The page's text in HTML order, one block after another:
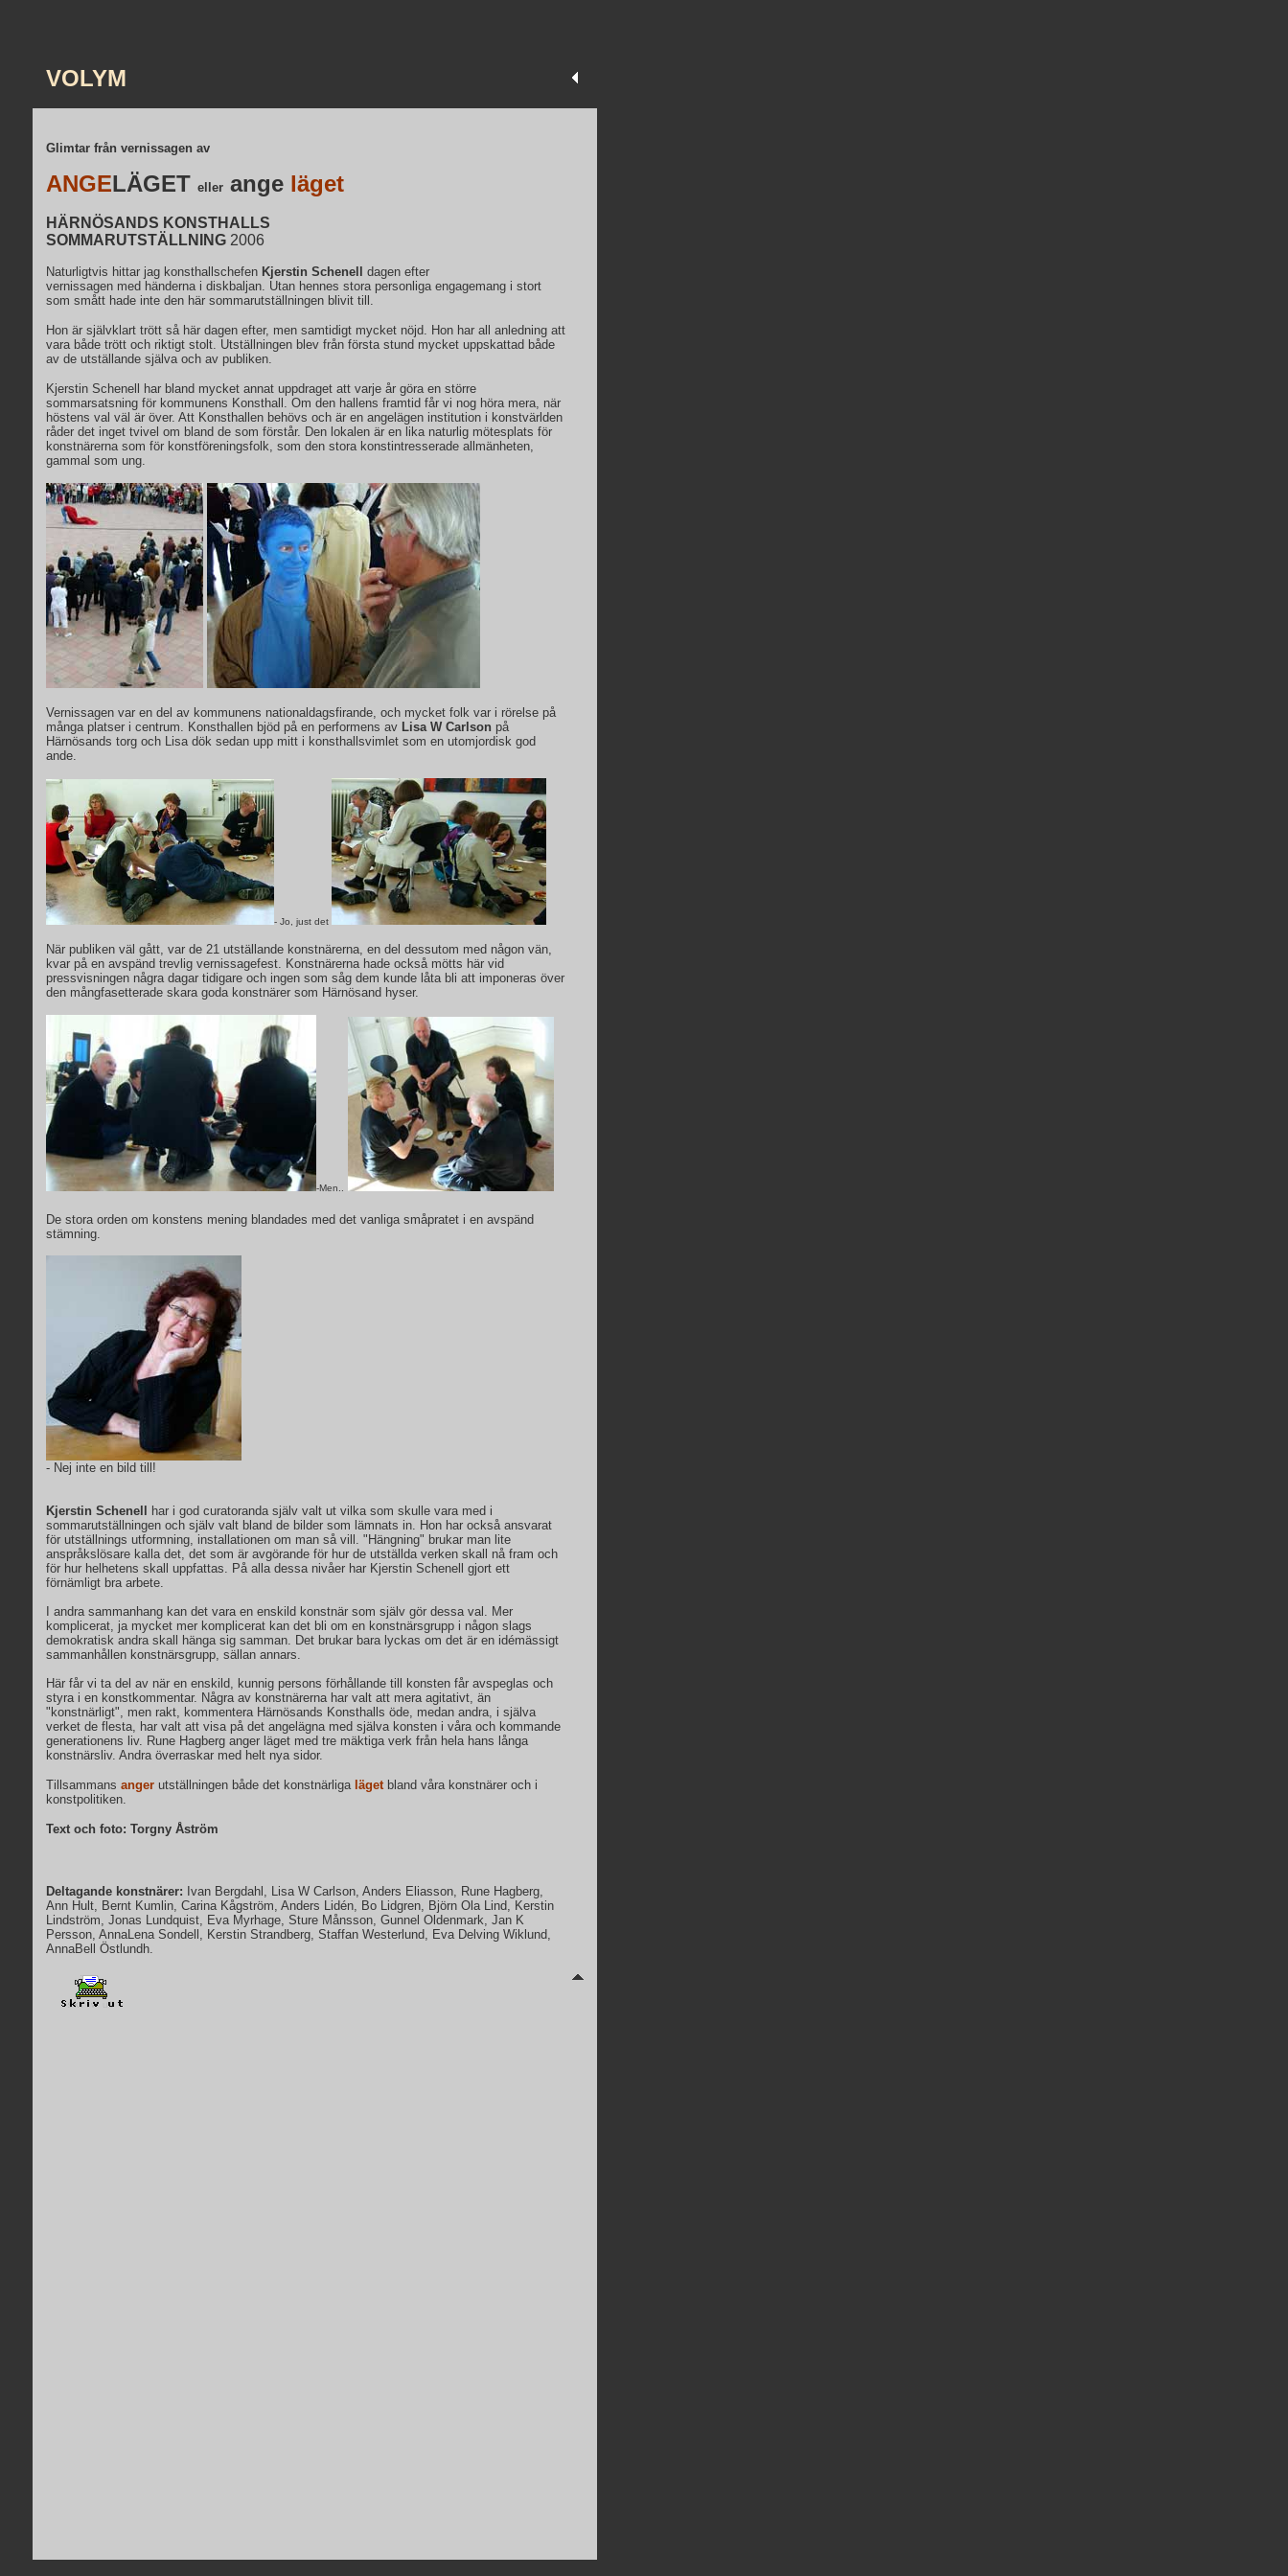
VOLYM
Glimtar från vernissagen av
ANGELÄGET eller ange läget
HÄRNÖSANDS KONSTHALLS
SOMMARUTSTÄLLNING 2006
Naturligtvis hittar jag konsthallschefen Kjerstin Schenell
dagen efter
vernissagen med händerna i diskbaljan. Utan hennes stora personliga engagemang i stort
som smått hade inte den här sommarutställningen blivit till.
Hon är självklart trött så här dagen efter, men samtidigt mycket nöjd. Hon har all anledning att
vara både trött och riktigt stolt. Utställningen blev från första stund mycket uppskattad både
av de utställande själva och av publiken.
Kjerstin Schenell har bland mycket annat uppdraget att varje år göra en större
sommarsatsning för kommunens Konsthall. Om den hallens framtid får vi nog höra mera, när
höstens val väl är över. Att Konsthallen behövs och är en angelägen institution i konstvärlden
råder det inget tvivel om bland de som förstår. Den lokalen är en lika naturlig mötesplats för
konstnärerna som för konstföreningsfolk, som den stora konstintresserade allmänheten,
gammal som ung.
Vernissagen var en del av kommunens nationaldagsfirande, och mycket folk var i rörelse på
många platser i centrum. Konsthallen bjöd på en performens av Lisa W Carlson på
Härnösands torg och Lisa dök sedan upp mitt i konsthallsvimlet som en utomjordisk god
ande.
- Jo, just det
När publiken väl gått, var de 21 utställande konstnärerna, en del dessutom med någon vän,
kvar på en avspänd trevlig vernissagefest. Konstnärerna hade också mötts här vid
pressvisningen några dagar tidigare och ingen som såg dem kunde låta bli att imponeras över
den mångfasetterade skara goda konstnärer som Härnösand hyser.
-Men..
De stora orden om konstens mening blandades med det vanliga småpratet i en avspänd
stämning.
- Nej inte en bild till!
Kjerstin Schenell
har i god curatoranda själv valt ut vilka som skulle vara med i
sommarutställningen och själv valt bland de bilder som lämnats in. Hon har också ansvarat
för utställnings utformning, installationen om man så vill. "Hängning" brukar man lite
anspråkslösare kalla det, det som är avgörande för hur de utställda verken skall nå fram och
för hur helhetens skall uppfattas. På alla dessa nivåer har Kjerstin Schenell gjort ett
förnämligt bra arbete.
I andra sammanhang kan det vara en enskild konstnär som själv gör dessa val. Mer
komplicerat, ja mycket mer komplicerat kan det bli om en konstnärsgrupp i någon slags
demokratisk andra skall hänga sig samman. Det brukar bara lyckas om det är en idémässigt
sammanhållen konstnärsgrupp, sällan annars.
Här får vi ta del av när en enskild, kunnig persons förhållande till konsten får avspeglas och
styra i en konstkommentar. Några av konstnärerna har valt att mera agitativt, än
"konstnärligt", men rakt, kommentera Härnösands Konsthalls öde, medan andra, i själva
verket de flesta, har valt att visa på det angelägna med själva konsten i våra och kommande
generationens liv. Rune Hagberg anger läget med tre mäktiga verk från hela hans långa
konstnärsliv. Andra överraskar med helt nya sidor.
Tillsammans anger utställningen både det konstnärliga lägetbland våra konstnärer och i
konstpolitiken.
Text och foto: Torgny Åström
Deltagande konstnärer: Ivan Bergdahl, Lisa W Carlson, Anders Eliasson, Rune Hagberg,
Ann Hult, Bernt Kumlin, Carina Kågström, Anders Lidén, Bo Lidgren, Björn Ola Lind, Kerstin
Lindström, Jonas Lundquist, Eva Myrhage, Sture Månsson, Gunnel Oldenmark, Jan K
Persson, AnnaLena Sondell, Kerstin Strandberg, Staffan Westerlund, Eva Delving Wiklund,
AnnaBell Östlundh.